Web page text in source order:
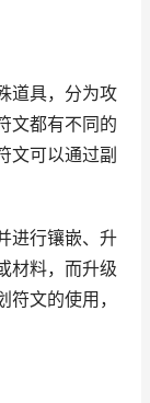
道具，分为攻
文都有不同的
文可以通过副
进行镶嵌、升
材料，而升级
文的使用，